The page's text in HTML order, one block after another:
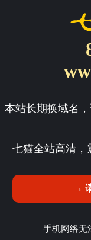
本站长期换域名
七猫全站高清，
→
手机网络无